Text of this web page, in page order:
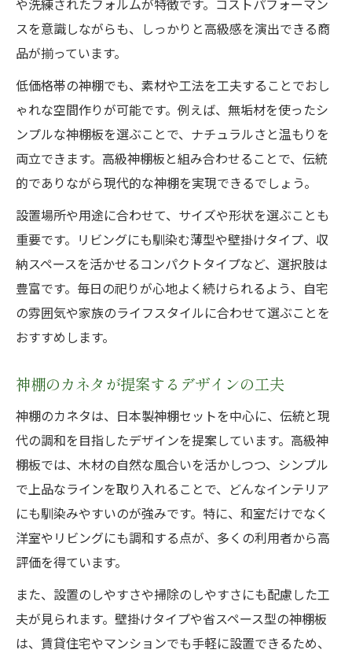
や洗練されたフォルムが特徴です。コストパフォーマン
スを意識しながらも、しっかりと高級感を演出できる商
品が揃っています。
低価格帯の神棚でも、素材や工法を工夫することでおし
ゃれな空間作りが可能です。例えば、無垢材を使ったシ
ンプルな神棚板を選ぶことで、ナチュラルさと温もりを
両立できます。高級神棚板と組み合わせることで、伝統
的でありながら現代的な神棚を実現できるでしょう。
設置場所や用途に合わせて、サイズや形状を選ぶことも
重要です。リビングにも馴染む薄型や壁掛けタイプ、収
納スペースを活かせるコンパクトタイプなど、選択肢は
豊富です。毎日の祀りが心地よく続けられるよう、自宅
の雰囲気や家族のライフスタイルに合わせて選ぶことを
おすすめします。
神棚のカネタが提案するデザインの工夫
神棚のカネタは、日本製神棚セットを中心に、伝統と現
代の調和を目指したデザインを提案しています。高級神
棚板では、木材の自然な風合いを活かしつつ、シンプル
で上品なラインを取り入れることで、どんなインテリア
にも馴染みやすいのが強みです。特に、和室だけでなく
洋室やリビングにも調和する点が、多くの利用者から高
評価を得ています。
また、設置のしやすさや掃除のしやすさにも配慮した工
夫が見られます。壁掛けタイプや省スペース型の神棚板
は、賃貸住宅やマンションでも手軽に設置できるため、